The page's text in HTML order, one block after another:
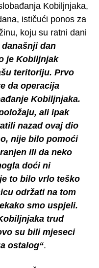
Kobiljnjaka,
ističući ponos za
koju su ratni dani
današnji dan
je Kobiljnjak
teritoriju. Prvo
da operacija
Kobiljnjaka.
ali ipak
nazad ovaj dio
nije bilo pomoći
ili da neko
doći ni
to bilo vrlo teško
održati na tom
smo uspjeli.
trud
su bili mjeseci
ostalog“.